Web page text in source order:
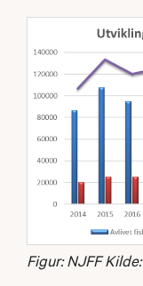
Figur: NJFF